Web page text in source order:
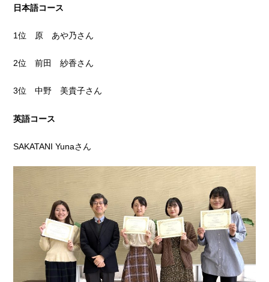
日本語コース
1位 原 あや乃さん
2位 前田 紗香さん
3位 中野 美貴子さん
英語コース
SAKATANI Yunaさん